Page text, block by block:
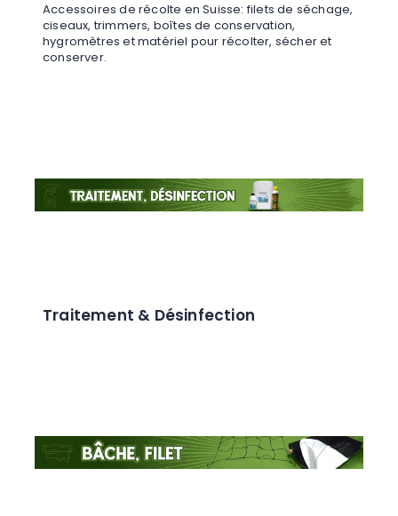
Accessoires de récolte en Suisse: filets de séchage,
ciseaux, trimmers, boîtes de conservation,
hygromètres et matériel pour récolter, sécher et
conserver.
Traitement & Désinfection